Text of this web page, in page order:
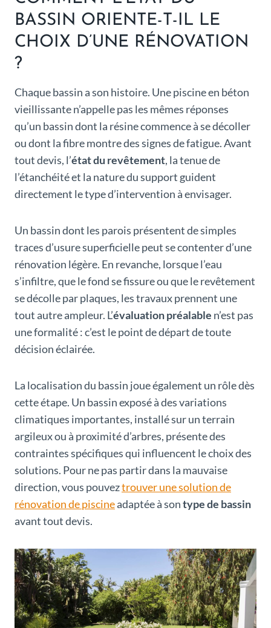
BASSIN ORIENTE-T-IL LE
CHOIX D’UNE RÉNOVATION
?
Chaque bassin a son histoire. Une piscine en béton
vieillissante n’appelle pas les mêmes réponses
qu’un bassin dont la résine commence à se décoller
ou dont la fibre montre des signes de fatigue. Avant
tout devis, l’état du revêtement, la tenue de
l’étanchéité et la nature du support guident
directement le type d’intervention à envisager.
Un bassin dont les parois présentent de simples
traces d’usure superficielle peut se contenter d’une
rénovation légère. En revanche, lorsque l’eau
s’infiltre, que le fond se fissure ou que le revêtement
se décolle par plaques, les travaux prennent une
tout autre ampleur. L’évaluation préalable n’est pas
une formalité : c’est le point de départ de toute
décision éclairée.
La localisation du bassin joue également un rôle dès
cette étape. Un bassin exposé à des variations
climatiques importantes, installé sur un terrain
argileux ou à proximité d’arbres, présente des
contraintes spécifiques qui influencent le choix des
solutions. Pour ne pas partir dans la mauvaise
direction, vous pouveztrouver une solution de
rénovation de piscineadaptée à sontype de bassin
avant tout devis.